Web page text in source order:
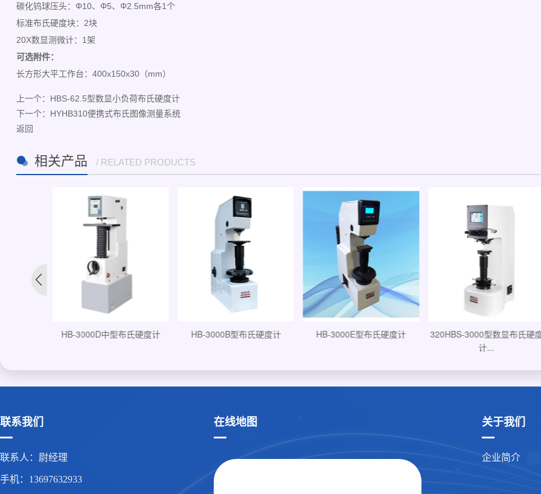
碳化钨球压头：Φ10、Φ5、Φ2.5mm各1个
标准布氏硬度块：2块
20X数显测微计：1架
可选附件：
长方形大平工作台：400x150x30（mm）
上一个： HBS-62.5型数显小负荷布氏硬度计
下一个： HYHB310便携式布氏图像测量系统
返回
相关产品 / RELATED PRODUCTS
HB-3000B型布氏硬度计 HB-3000E型布氏硬度计
320HBS-3000型数显布氏硬度
HBC锤击式布氏硬度计
联系我们
联系人：尉经理
手机：13697632933
在线地图 关于我们
企业简介